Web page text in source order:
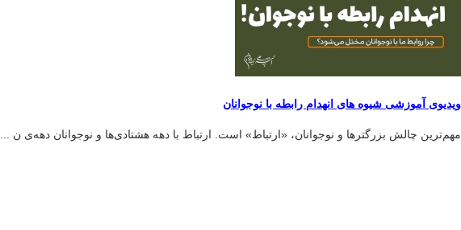
ویدیوی آموزشی شیوه های انهدام رابطه با نوجوانان
مهم‌ترین چالش بزرگترها و نوجوانان، «ارتباط» است. ارتباط با دهه هشتادی‌ها و نوجوانان دهه‌ی ن ...